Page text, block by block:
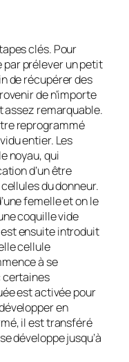
clés. Pour
par prélever un petit
de récupérer des
de n’importe
assez remarquable.
reprogrammé
entier. Les
noyau, qui
d’un être
du donneur.
femelle et on le
coquille vide
est ensuite introduit
cellule
à se
certaines
est activée pour
en
il est transféré
développe jusqu’à